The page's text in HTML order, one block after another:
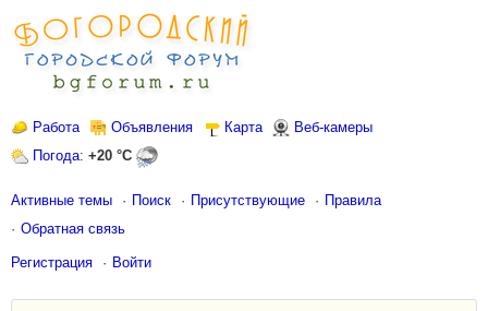
Работа Объявления Карта
Веб-камеры
Погода: +20 °C
Активные темы Поиск Присутствующие
Правила
Обратная связь
Регистрация Войти